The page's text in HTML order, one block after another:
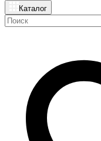
Каталог